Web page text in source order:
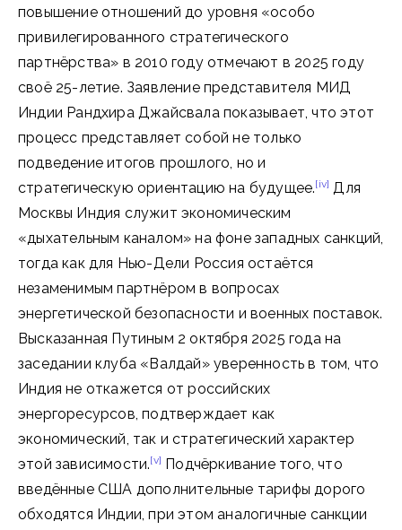
повышение отношений до уровня «особо
привилегированного стратегического
партнёрства» в 2010 году отмечают в 2025 году
своё 25-летие. Заявление представителя МИД
Индии Рандхира Джайсвала показывает, что этот
процесс представляет собой не только
подведение итогов прошлого, но и
стратегическую ориентацию на будущее.[iv] Для
Москвы Индия служит экономическим
«дыхательным каналом» на фоне западных санкций,
тогда как для Нью-Дели Россия остаётся
незаменимым партнёром в вопросах
энергетической безопасности и военных поставок.
Высказанная Путиным 2 октября 2025 года на
заседании клуба «Валдай» уверенность в том, что
Индия не откажется от российских
энергоресурсов, подтверждает как
экономический, так и стратегический характер
этой зависимости.[v] Подчёркивание того, что
введённые США дополнительные тарифы дорого
обходятся Индии, при этом аналогичные санкции